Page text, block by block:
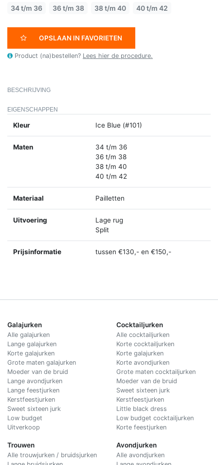
34 t/m 36 36 t/m 38 38 t/m 40 40 t/m 42
OPSLAAN IN FAVORIETEN
Product (na)bestellen? Lees hier de procedure.
BESCHRIJVING
EIGENSCHAPPEN
Kleur Ice Blue (#101)
Maten
34 t/m 36
36 t/m 38
38 t/m 40
40 t/m 42
Materiaal Pailletten
Uitvoering
Lage rug
Split
Prijsinformatie tussen €130,- en €150,-
Galajurken
Alle galajurken
Lange galajurken
Korte galajurken
Grote maten galajurken
Moeder van de bruid
Lange avondjurken
Lange feestjurken
Kerstfeestjurken
Sweet sixteen jurk
Low budget
Uitverkoop
Trouwen
Alle trouwjurken / bruidsjurken
Cocktailjurken
Alle cocktailjurken
Korte cocktailjurken
Korte galajurken
Korte avondjurken
Grote maten cocktailjurken
Moeder van de bruid
Sweet sixteen jurk
Kerstfeestjurken
Little black dress
Low budget cocktailjurken
Korte feestjurken
Avondjurken
Alle avondjurken